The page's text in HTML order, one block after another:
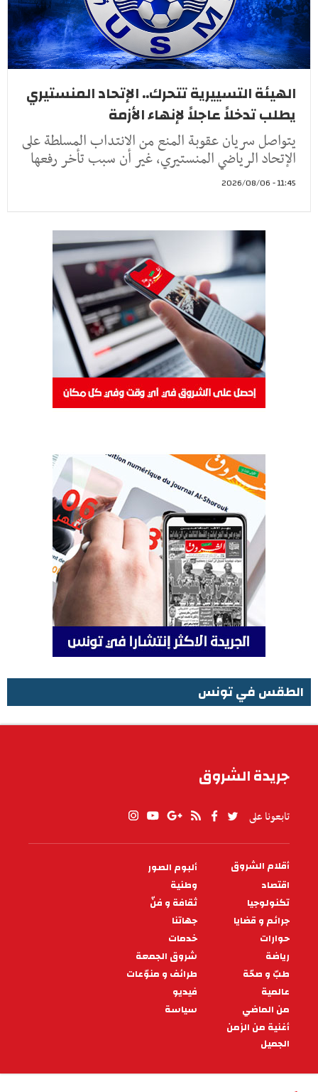
الهيئة التسييرية تتحرك.. الإتحاد المنستيري
يطلب تدخلاً عاجلاً لإنهاء الأزمة
يتواصل سريان عقوبة المنع من الانتداب المسلطة على
الإتحاد الرياضي المنستيري، غير أن سبب تأخر رفعها
11:45 - 2026/08/06
الطقس في تونس
جريدة الشروق
تابعونا على
PIED
DE
PAGE
أقلام الشروق
ألبوم الصور
اقتصاد
وطنية
تكنولوجيا
ثقافة و فنّ
جرائم و قضايا
جهاتنا
حوارات
خدمات
رياضة
شروق الجمعة
طبّ و صحّة
طرائف و منوّعات
عالمية
فيديو
من الماضي
سياسة
أغنية من الزمن
الجميل